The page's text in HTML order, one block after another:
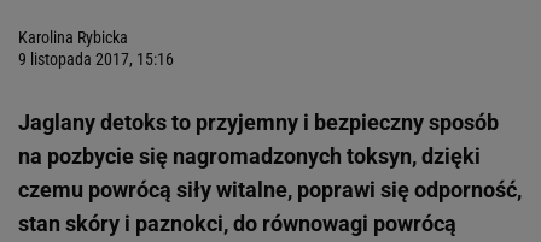
Karolina Rybicka
9 listopada 2017, 15:16
Jaglany detoks to przyjemny i bezpieczny sposób
na pozbycie się nagromadzonych toksyn, dzięki
czemu powrócą siły witalne, poprawi się odporność,
stan skóry i paznokci, do równowagi powrócą